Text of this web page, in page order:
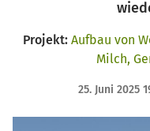
Projekt: Aufbau von
Milch,
25. Juni 2025